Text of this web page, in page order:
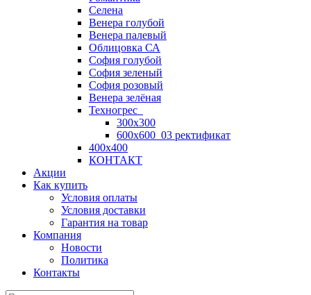
Селена
Венера голубой
Венера палевый
Облицовка СА
София голубой
София зеленый
София розовый
Венера зелёная
Техногрес
300х300
600х600_03 ректификат
400х400
КОНТАКТ
Акции
Как купить
Условия оплаты
Условия доставки
Гарантия на товар
Компания
Новости
Политика
Контакты